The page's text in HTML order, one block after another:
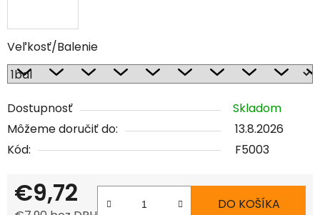
Veľkosť/Balenie
Dostupnosť
Skladom
Môžeme doručiť do:
13.8.2026
Kód:
F5003
€9,72 DO KOŠÍKA